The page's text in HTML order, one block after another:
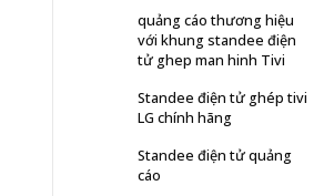
quảng cáo thương hiệu
với khung standee điện
tử ghep man hinh Tivi
Standee điện tử ghép tivi
LG chính hãng
Standee điện tử quảng
cáo